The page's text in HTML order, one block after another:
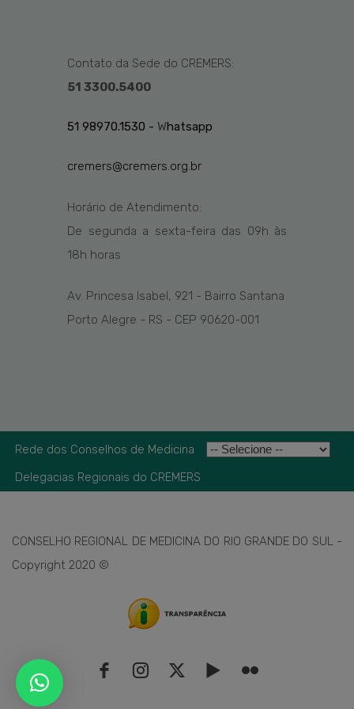
Contato da Sede do CREMERS:
51 3300.5400
51 98970.1530 - Whatsapp
cremers@cremers.org.br
Horário de Atendimento:
De segunda a sexta-feira das 09h às
18h horas
Av. Princesa Isabel, 921 - Bairro Santana
Porto Alegre - RS - CEP 90620-001
Rede dos Conselhos de Medicina
Delegacias Regionais do CREMERS
CONSELHO REGIONAL DE MEDICINA DO RIO GRANDE DO SUL -
Copyright 2020 ©